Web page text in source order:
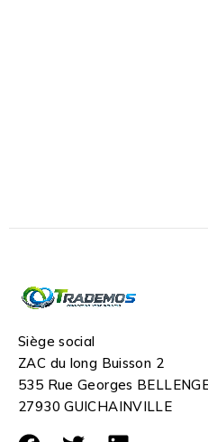
Siège social
ZAC du long Buisson 2
535 Rue Georges
27930 GUICHAINVILLE